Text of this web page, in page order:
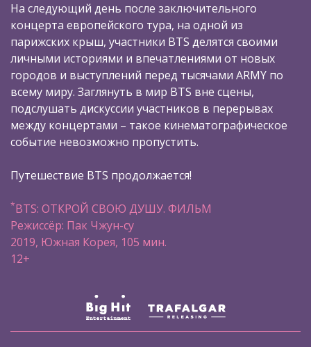
На следующий день после заключительного
концерта европейского тура, на одной из
парижских крыш, участники BTS делятся своими
личными историями и впечатлениями от новых
городов и выступлений перед тысячами ARMY по
всему миру. Заглянуть в мир BTS вне сцены,
подслушать дискуссии участников в перерывах
между концертами – такое кинематографическое
событие невозможно пропустить.
Путешествие BTS продолжается!
*BTS: ОТКРОЙ СВОЮ ДУШУ. ФИЛЬМ
Режиссёр: Пак Чжун-су
2019, Южная Корея, 105 мин.
12+